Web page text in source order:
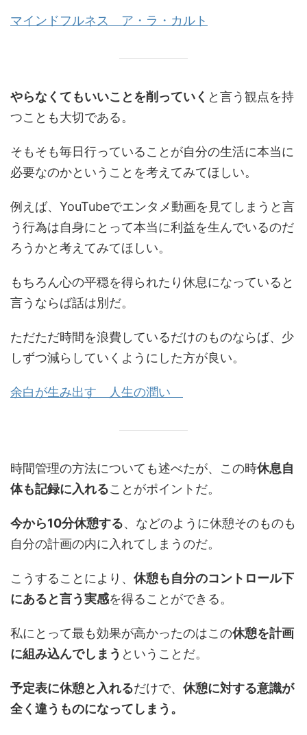
マインドフルネス ア・ラ・カルト
やらなくてもいいことを削っていく と言う観点を持
つことも大切である。
そもそも毎日行っていることが自分の生活に本当に
必要なのかということを考えてみてほしい。
例えば、YouTubeでエンタメ動画を見てしまうと言
う行為は自身にとって本当に利益を生んでいるのだ
ろうかと考えてみてほしい。
もちろん心の平穏を得られたり休息になっていると
言うならば話は別だ。
ただただ時間を浪費しているだけのものならば、少
しずつ減らしていくようにした方が良い。
余白が生み出す 人生の潤い
時間管理の方法についても述べたが、この時休息自
体も記録に入れることがポイントだ。
今から10分休憩する、などのように休憩そのものも
自分の計画の内に入れてしまうのだ。
こうすることにより、 休憩も自分のコントロール下
にあると言う実感を得ることができる。
私にとって最も効果が高かったのはこの休憩を計画
に組み込んでしまう ということだ。
予定表に休憩と入れるだけで、 休憩に対する意識が
全く違うものになってしまう。